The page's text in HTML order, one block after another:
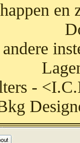
en
-